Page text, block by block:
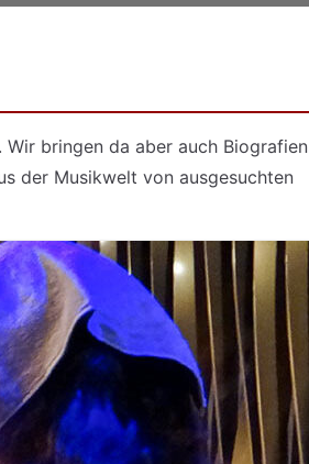
bringen da aber auch Biografien
der Musikwelt von ausgesuchten